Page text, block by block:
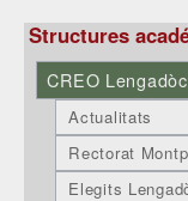
Structures
CREO Lengadòc
Actualitats
Rectorat
Elegits